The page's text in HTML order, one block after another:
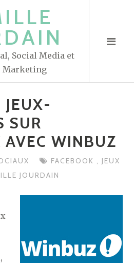
Social Media et
Marketing
JEUX-
SUR
AVEC WINBUZ
FACEBOOK , JEUX
JOURDAIN